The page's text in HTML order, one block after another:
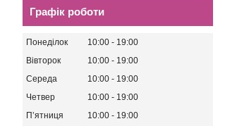
Графік роботи
Понеділок 10:00
19:00
Вівторок
10:00
19:00
Середа
10:00
19:00
Четвер
10:00
19:00
Пʼятниця
10:00
19:00